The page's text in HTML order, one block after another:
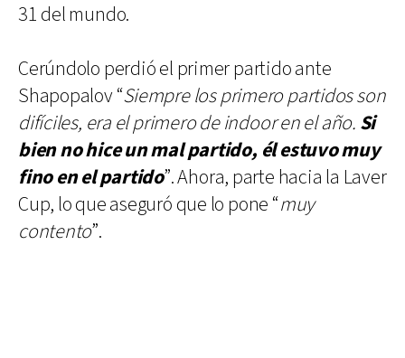
31 del mundo.
Cerúndolo perdió el primer partido ante
Shapopalov “Siempre los primero partidos son
difíciles, era el primero de indoor en el año. Si
bien no hice un mal partido, él estuvo muy
fino en el partido”. Ahora, parte hacia la Laver
Cup, lo que aseguró que lo pone “muy
contento”.